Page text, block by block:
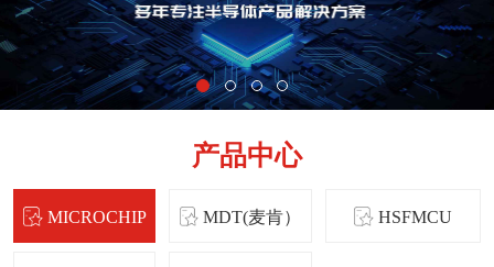
产品中心
MICROCHIP MDT(麦肯） HSFMCU